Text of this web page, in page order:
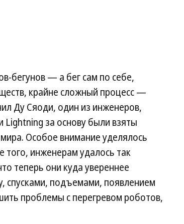
бегунов — а бег сам по себе,
крайне сложный процесс —
Ду Сяоди, один из инженеров,
за основу были взяты
Особое внимание уделялось
того, инженерам удалось так
теперь они куда увереннее
спусками, подъемами, появлением
проблемы с перегревом роботов,